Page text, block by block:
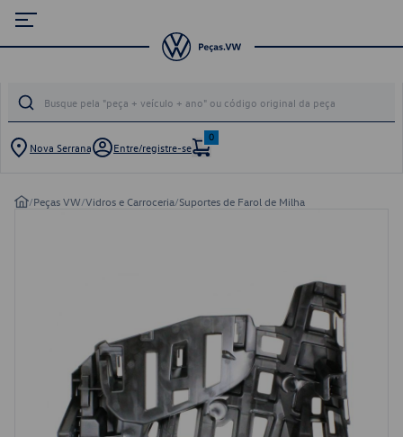
Nova Serrana Entre/registre-se
0
/Peças VW/Vidros e Carroceria/Suportes de Farol de Milha